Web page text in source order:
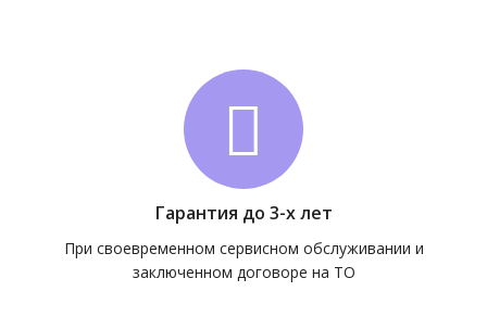
Гарантия до 3-х лет
При своевременном сервисном обслуживании и
заключенном договоре на ТО